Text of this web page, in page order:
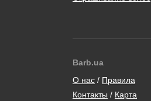
Barb.ua
/
Контакты / Карта